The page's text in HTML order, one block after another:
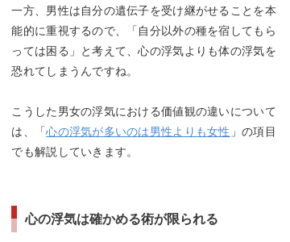
一方、男性は自分の遺伝子を受け継がせることを本
能的に重視するので、「自分以外の種を宿してもら
っては困る」と考えて、心の浮気よりも体の浮気を
恐れてしまうんですね。
こうした男女の浮気における価値観の違いについて
は、「心の浮気が多いのは男性よりも女性 」の項目
でも解説していきます。
心の浮気は確かめる術が限られる